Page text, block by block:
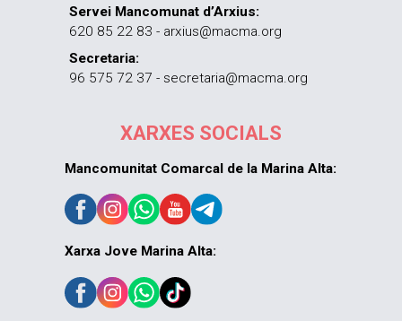
Servei Mancomunat d’Arxius:
620 85 22 83 - arxius@macma.org
Secretaria:
96 575 72 37 - secretaria@macma.org
XARXES SOCIALS
Mancomunitat Comarcal de la Marina Alta:
Xarxa Jove Marina Alta: